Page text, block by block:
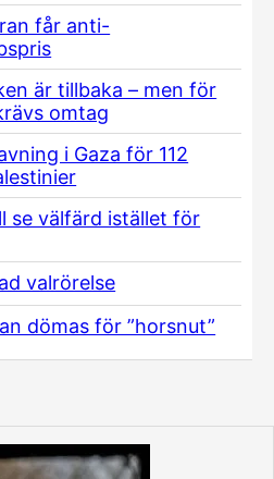
får anti-
är tillbaka – men för
omtag
i Gaza för 112
se välfärd istället för
valrörelse
dömas för ”horsnut”